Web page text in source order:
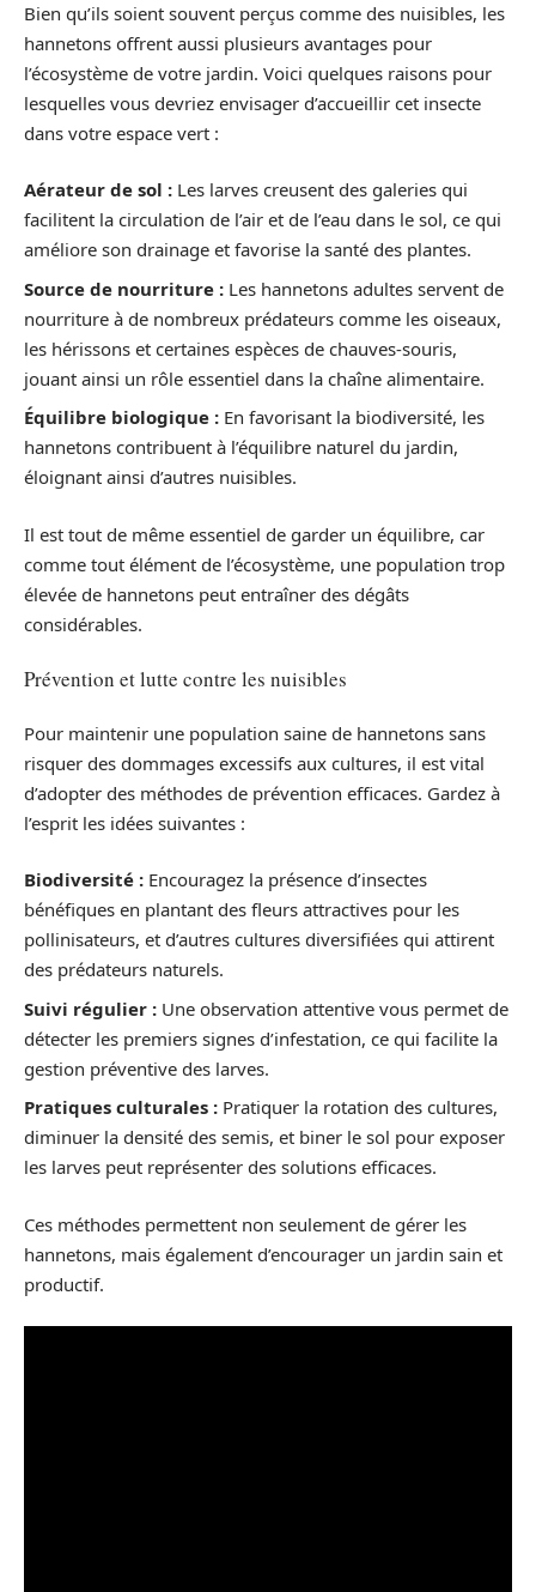
Bien qu’ils soient souvent perçus comme des nuisibles, les
hannetons offrent aussi plusieurs avantages pour
l’écosystème de votre jardin. Voici quelques raisons pour
lesquelles vous devriez envisager d’accueillir cet insecte
dans votre espace vert :
Aérateur de sol : Les larves creusent des galeries qui
facilitent la circulation de l’air et de l’eau dans le sol, ce qui
améliore son drainage et favorise la santé des plantes.
Source de nourriture : Les hannetons adultes servent de
nourriture à de nombreux prédateurs comme les oiseaux,
les hérissons et certaines espèces de chauves-souris,
jouant ainsi un rôle essentiel dans la chaîne alimentaire.
Équilibre biologique : En favorisant la biodiversité, les
hannetons contribuent à l’équilibre naturel du jardin,
éloignant ainsi d’autres nuisibles.
Il est tout de même essentiel de garder un équilibre, car
comme tout élément de l’écosystème, une population trop
élevée de hannetons peut entraîner des dégâts
considérables.
Prévention et lutte contre les nuisibles
Pour maintenir une population saine de hannetons sans
risquer des dommages excessifs aux cultures, il est vital
d’adopter des méthodes de prévention efficaces. Gardez à
l’esprit les idées suivantes :
Biodiversité : Encouragez la présence d’insectes
bénéfiques en plantant des fleurs attractives pour les
pollinisateurs, et d’autres cultures diversifiées qui attirent
des prédateurs naturels.
Suivi régulier : Une observation attentive vous permet de
détecter les premiers signes d’infestation, ce qui facilite la
gestion préventive des larves.
Pratiques culturales : Pratiquer la rotation des cultures,
diminuer la densité des semis, et biner le sol pour exposer
les larves peut représenter des solutions efficaces.
Ces méthodes permettent non seulement de gérer les
hannetons, mais également d’encourager un jardin sain et
productif.